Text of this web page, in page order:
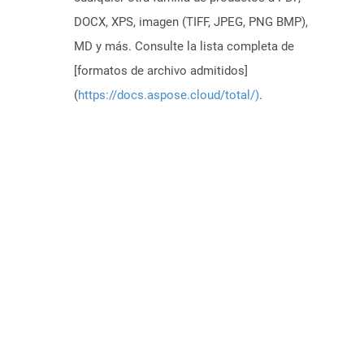
DOCX, XPS, imagen (TIFF, JPEG, PNG BMP),
MD y más. Consulte la lista completa de
[formatos de archivo admitidos]
(https://docs.aspose.cloud/total/).